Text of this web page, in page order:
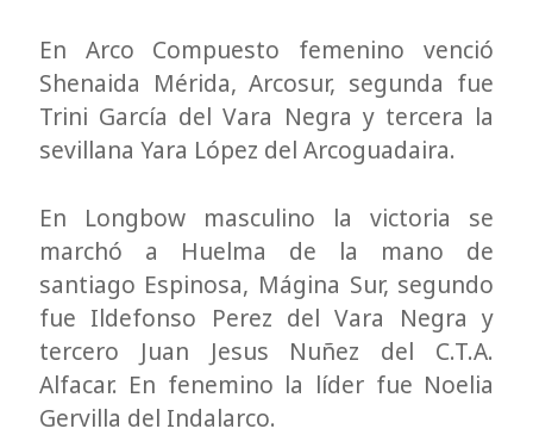
En Arco Compuesto femenino venció
Shenaida Mérida, Arcosur, segunda fue
Trini García del Vara Negra y tercera la
sevillana Yara López del Arcoguadaira.
En Longbow masculino la victoria se
marchó a Huelma de la mano de
santiago Espinosa, Mágina Sur, segundo
fue Ildefonso Perez del Vara Negra y
tercero Juan Jesus Nuñez del C.T.A.
Alfacar. En fenemino la líder fue Noelia
Gervilla del Indalarco.